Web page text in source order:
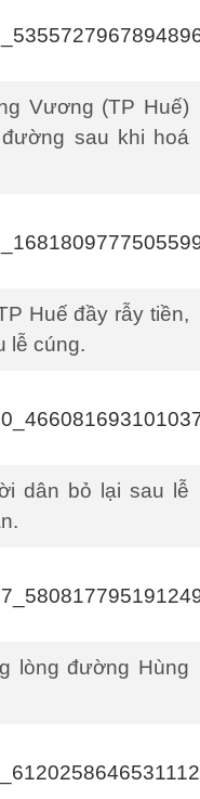
Vương (TP Huế)
sau khi hoá
Huế đầy rẫy tiền,
lễ cúng.
dân bỏ lại sau lễ
lòng đường Hùng